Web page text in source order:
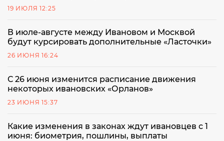
19 ИЮЛЯ 12:25
‎В июле-августе между Ивановом и Москвой
будут курсировать дополнительные «Ласточки»
26 ИЮНЯ 16:24
С 26 июня изменится расписание движения
некоторых ивановских «Орланов»
23 ИЮНЯ 15:37
Какие изменения в законах ждут ивановцев с 1
июня: биометрия, пошлины, выплаты